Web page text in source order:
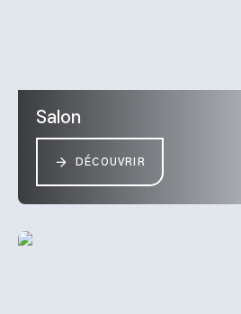
Salon
DÉCOUVRIR